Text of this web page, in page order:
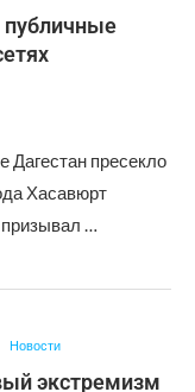
Дагестан пресекло
Хасавюрт
…
Новости
экстремизм